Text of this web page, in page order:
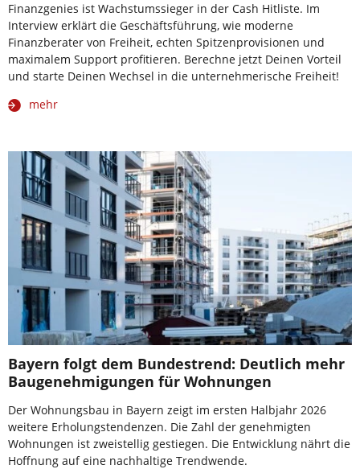
Finanzgenies ist Wachstumssieger in der Cash Hitliste. Im
Interview erklärt die Geschäftsführung, wie moderne
Finanzberater von Freiheit, echten Spitzenprovisionen und
maximalem Support profitieren. Berechne jetzt Deinen Vorteil
und starte Deinen Wechsel in die unternehmerische Freiheit!
mehr
Bayern folgt dem Bundestrend: Deutlich mehr
Baugenehmigungen für Wohnungen
Der Wohnungsbau in Bayern zeigt im ersten Halbjahr 2026
weitere Erholungstendenzen. Die Zahl der genehmigten
Wohnungen ist zweistellig gestiegen. Die Entwicklung nährt die
Hoffnung auf eine nachhaltige Trendwende.